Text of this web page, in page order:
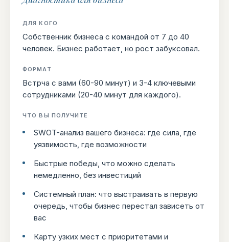
ДЛЯ КОГО
Собственник бизнеса с командой от 7 до 40
человек. Бизнес работает, но рост забуксовал.
ФОРМАТ
Встрча с вами (60-90 минут) и 3-4 ключевыми
сотрудниками (20-40 минут для каждого).
ЧТО ВЫ ПОЛУЧИТЕ
SWOT-анализ вашего бизнеса: где сила, где
уязвимость, где возможности
Быстрые победы, что можно сделать
немедленно, без инвестиций
Системный план: что выстраивать в первую
очередь, чтобы бизнес перестал зависеть от
вас
Карту узких мест с приоритетами и